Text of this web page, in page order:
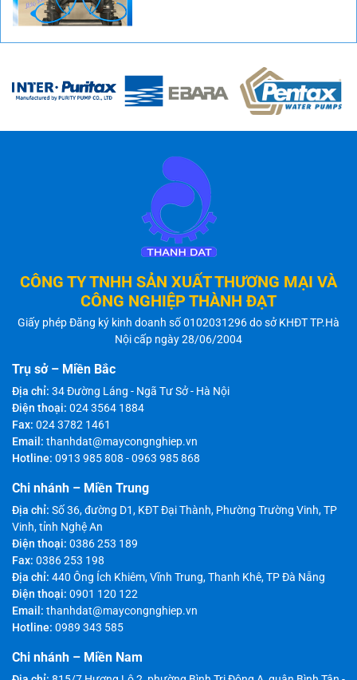
CÔNG TY TNHH SẢN XUẤT THƯƠNG MẠI VÀ
CÔNG NGHIỆP THÀNH ĐẠT
Giấy phép Đăng ký kinh doanh số 0102031296 do sở KHĐT TP.Hà
Nội cấp ngày 28/06/2004
Trụ sở – Miền Bắc
Địa chỉ: 34 Đường Láng - Ngã Tư Sở - Hà Nội
Điện thoại: 024 3564 1884
Fax: 024 3782 1461
Email: thanhdat@maycongnghiep.vn
Hotline: 0913 985 808 -0963 985 868
Chi nhánh – Miền Trung
Địa chỉ: Số 36, đường D1, KĐT Đại Thành, Phường Trường Vinh, TP
Vinh, tỉnh Nghệ An
Điện thoại: 0386 253 189
Fax: 0386 253 198
Địa chỉ: 440 Ông Ích Khiêm, Vĩnh Trung, Thanh Khê, TP Đà Nẵng
Điện thoại: 0901 120 122
Email: thanhdat@maycongnghiep.vn
Hotline: 0989 343 585
Chi nhánh – Miền Nam